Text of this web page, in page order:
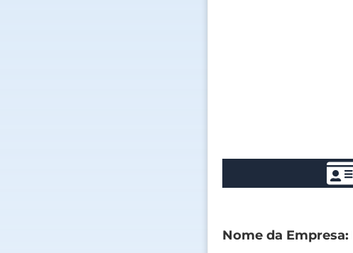
Nome da Empresa: